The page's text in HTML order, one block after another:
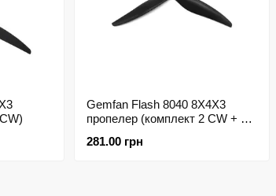
Gemfan Flash 8040 8X4X3
пропелер (комплект 2 CW + 2
281.00 грн